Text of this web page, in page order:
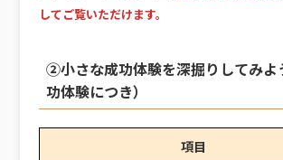
してご覧いただけます。
②小さな成功体験を深掘りしてみよ
功体験につき）
項目